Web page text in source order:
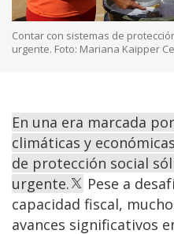
Contar con sistemas de
urgente. Foto: Mariana Kaipper
En una era marcada
climáticas y
de protección social
urgente.
Pese a
capacidad fiscal,
avances significativos